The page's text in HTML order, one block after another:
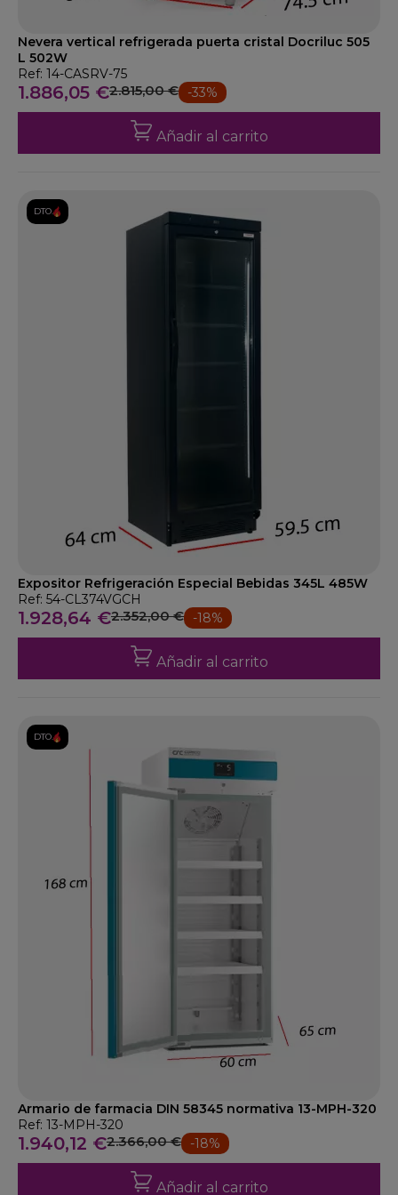
Nevera vertical refrigerada puerta cristal Docriluc 505
L 502W
Ref: 14-CASRV-75
1.886,05 €2.815,00 € -33%
Añadir al carrito
DTO.
Expositor Refrigeración Especial Bebidas 345L 485W
Ref: 54-CL374VGCH
1.928,64 €2.352,00 € -18%
Añadir al carrito
DTO.
Armario de farmacia DIN 58345 normativa 13-MPH-320
Ref: 13-MPH-320
1.940,12 €2.366,00 € -18%
Añadir al carrito